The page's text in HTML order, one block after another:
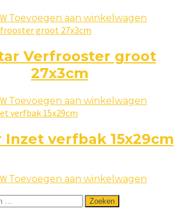
Toevoegen aan winkelwagen
Verfrooster groot
27x3cm
Toevoegen aan winkelwagen
Inzet verfbak 15x29cm
Toevoegen aan winkelwagen